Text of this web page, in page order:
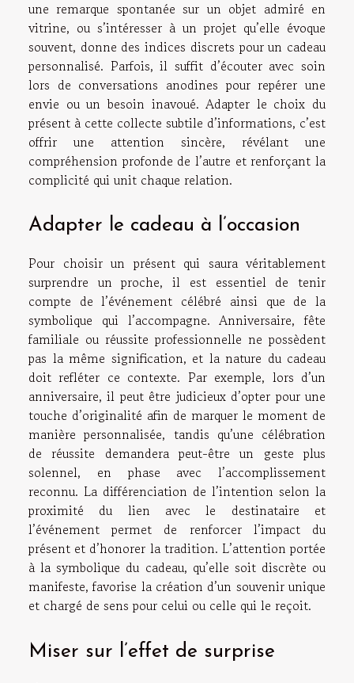
une remarque spontanée sur un objet admiré en
vitrine, ou s’intéresser à un projet qu’elle évoque
souvent, donne des indices discrets pour un cadeau
personnalisé. Parfois, il suffit d’écouter avec soin
lors de conversations anodines pour repérer une
envie ou un besoin inavoué. Adapter le choix du
présent à cette collecte subtile d’informations, c’est
offrir une attention sincère, révélant une
compréhension profonde de l’autre et renforçant la
complicité qui unit chaque relation.
Adapter le cadeau à l’occasion
Pour choisir un présent qui saura véritablement
surprendre un proche, il est essentiel de tenir
compte de l’événement célébré ainsi que de la
symbolique qui l’accompagne. Anniversaire, fête
familiale ou réussite professionnelle ne possèdent
pas la même signification, et la nature du cadeau
doit refléter ce contexte. Par exemple, lors d’un
anniversaire, il peut être judicieux d’opter pour une
touche d’originalité afin de marquer le moment de
manière personnalisée, tandis qu’une célébration
de réussite demandera peut-être un geste plus
solennel, en phase avec l’accomplissement
reconnu. La différenciation de l’intention selon la
proximité du lien avec le destinataire et
l’événement permet de renforcer l’impact du
présent et d’honorer la tradition. L’attention portée
à la symbolique du cadeau, qu’elle soit discrète ou
manifeste, favorise la création d’un souvenir unique
et chargé de sens pour celui ou celle qui le reçoit.
Miser sur l’effet de surprise